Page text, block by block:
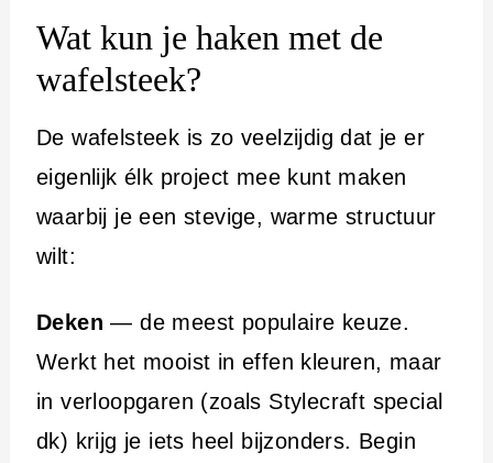
Wat kun je haken met de
wafelsteek?
De wafelsteek is zo veelzijdig dat je er
eigenlijk élk project mee kunt maken
waarbij je een stevige, warme structuur
wilt:
Deken — de meest populaire keuze.
Werkt het mooist in effen kleuren, maar
in verloopgaren (zoals Stylecraft special
dk) krijg je iets heel bijzonders. Begin